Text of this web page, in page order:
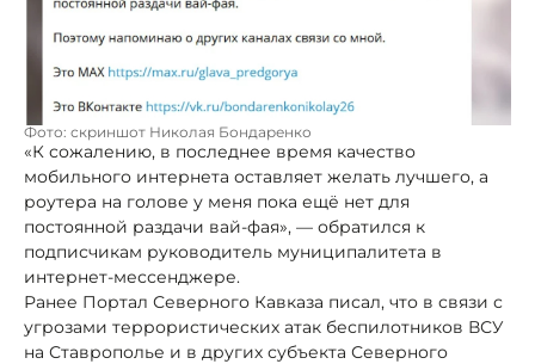
Фото: скриншот Николая Бондаренко
«К сожалению, в последнее время качество
мобильного интернета оставляет желать лучшего, а
роутера на голове у меня пока ещё нет для
постоянной раздачи вай-фая», — обратился к
подписчикам руководитель муниципалитета в
интернет-мессенджере.
Ранее Портал Северного Кавказа писал, что в связи с
угрозами террористических атак беспилотников ВСУ
на Ставрополье и в других субъекта Северного